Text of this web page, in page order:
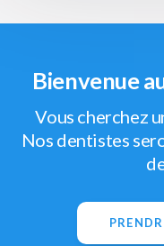
Bienvenue
Vous cherchez
Nos dentistes